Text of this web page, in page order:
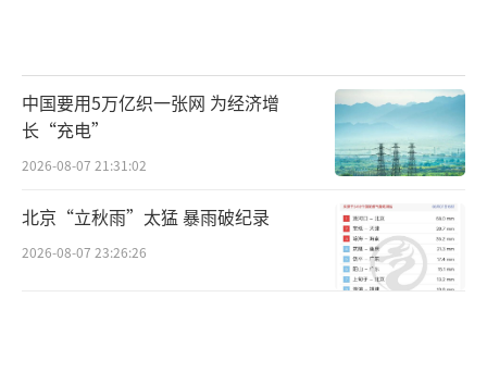
中国要用5万亿织一张网 为经济增
长“充电”
2026-08-07 21:31:02
北京“立秋雨”太猛 暴雨破纪录
2026-08-07 23:26:26